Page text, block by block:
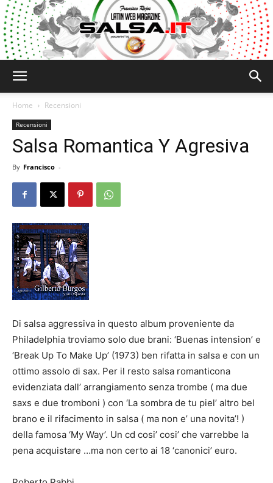
Home Recensioni
Recensioni
Salsa Romantica Y Agresiva
By Francisco -
Di salsa aggressiva in questo album proveniente da
Philadelphia troviamo solo due brani: ‘Buenas intension’ e
‘Break Up To Make Up’ (1973) ben rifatta in salsa e con un
ottimo assolo di sax. Per il resto salsa romanticona
evidenziata dall’ arrangiamento senza trombe ( ma due
saxs e due tromboni ) con ‘La sombra de tu piel’ altro bel
brano e il rifacimento in salsa ( ma non e’ una novita’! )
della famosa ‘My Way’. Un cd cosi’ cosi’ che varrebbe la
pena acquistare …ma non certo ai 18 ‘canonici’ euro.